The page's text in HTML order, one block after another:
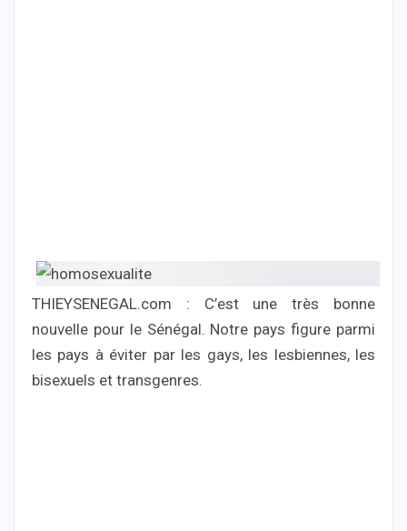
THIEYSENEGAL.com : C’est une très bonne
nouvelle pour le Sénégal. Notre pays figure parmi
les pays à éviter par les gays, les lesbiennes, les
bisexuels et transgenres.